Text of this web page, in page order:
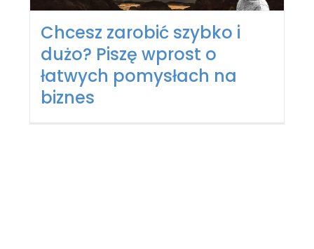
Chcesz zarobić szybko i
dużo? Piszę wprost o
łatwych pomysłach na
biznes